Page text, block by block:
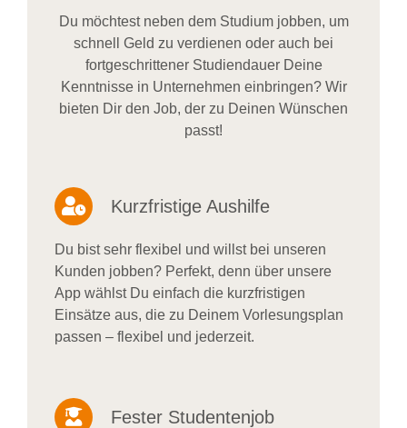
Du möchtest neben dem Studium jobben, um
schnell Geld zu verdienen oder auch bei
fortgeschrittener Studiendauer Deine
Kenntnisse in Unternehmen einbringen? Wir
bieten Dir den Job, der zu Deinen Wünschen
passt!
Kurzfristige Aushilfe
Du bist sehr flexibel und willst bei unseren
Kunden jobben? Perfekt, denn über unsere
App wählst Du einfach die kurzfristigen
Einsätze aus, die zu Deinem Vorlesungsplan
passen – flexibel und jederzeit.
Fester Studentenjob